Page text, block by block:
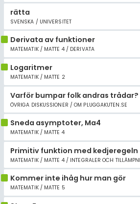
rätta
SVENSKA / UNIVERSITET
Derivata av funktioner
MATEMATIK / MATTE 4 / DERIVATA
Logaritmer
MATEMATIK / MATTE 2
Varför bumpar folk andras trådar?
ÖVRIGA DISKUSSIONER / OM PLUGGAKUTEN.SE
Sneda asymptoter, Ma4
MATEMATIK / MATTE 4
Primitiv funktion med kedjeregeln
MATEMATIK / MATTE 4 / INTEGRALER OCH
Kommer inte ihåg hur man gör
MATEMATIK / MATTE 5